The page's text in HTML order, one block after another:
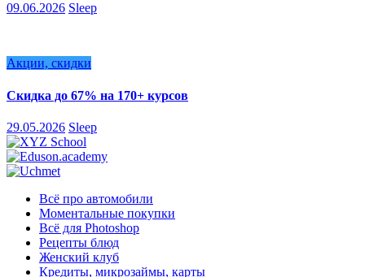
09.06.2026 Sleep
Акции, скидки
Скидка до 67% на 170+ курсов
29.05.2026 Sleep
Всё про автомобили
Моментальные покупки
Всё для Photoshop
Рецепты блюд
Женский клуб
Кредиты, микрозаймы, карты